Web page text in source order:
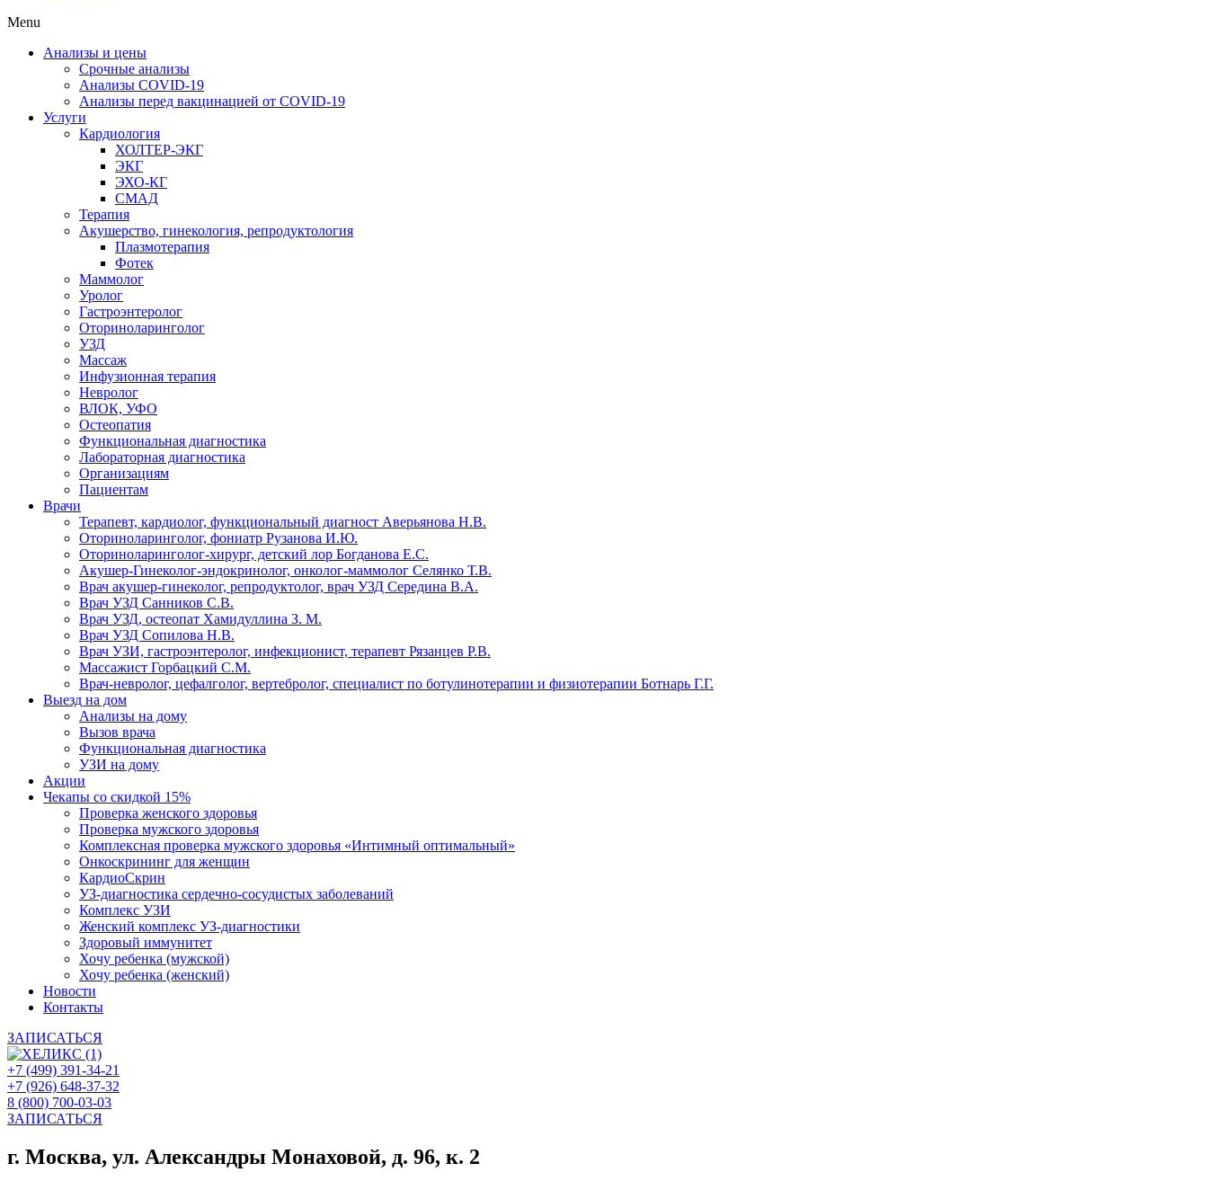
Menu
Анализы и цены
Срочные анализы
Анализы COVID-19
Анализы перед вакцинацией от COVID-19
Услуги
Кардиология
ХОЛТЕР-ЭКГ
ЭКГ
ЭХО-КГ
СМАД
Терапия
Акушерство, гинекология, репродуктология
Плазмотерапия
Фотек
Маммолог
Уролог
Гастроэнтеролог
Оториноларинголог
УЗД
Массаж
Инфузионная терапия
Невролог
ВЛОК, УФО
Остеопатия
Функциональная диагностика
Лабораторная диагностика
Организациям
Пациентам
Врачи
Терапевт, кардиолог, функциональный диагност Аверьянова Н.В.
Оториноларинголог, фониатр Рузанова И.Ю.
Оториноларинголог-хирург, детский лор Богданова Е.С.
Акушер-Гинеколог-эндокринолог, онколог-маммолог Селянко Т.В.
Врач акушер-гинеколог, репродуктолог, врач УЗД Середина В.А.
Врач УЗД Санников С.В.
Врач УЗД, остеопат Хамидуллина З. М.
Врач УЗД Сопилова Н.В.
Врач УЗИ, гастроэнтеролог, инфекционист, терапевт Рязанцев Р.В.
Массажист Горбацкий С.М.
Врач-невролог, цефалголог, вертебролог, специалист по ботулинотерапии и физиотерапии Ботнарь Г.Г.
Выезд на дом
Анализы на дому
Вызов врача
Функциональная диагностика
УЗИ на дому
Акции
Чекапы со скидкой 15%
Проверка женского здоровья
Проверка мужского здоровья
Комплексная проверка мужского здоровья «Интимный оптимальный»
Онкоcкрининг для женщин
КардиоСкрин
УЗ-диагностика сердечно-сосудистых заболеваний
Комплекс УЗИ
Женский комплекс УЗ-диагностики
Здоровый иммунитет
Хочу ребенка (мужской)
Хочу ребенка (женский)
Новости
Контакты
ЗАПИСАТЬСЯ
+7 (499) 391-34-21
+7 (926) 648-37-32
8 (800) 700-03-03
ЗАПИСАТЬСЯ
г. Москва, ул. Александры Монаховой, д. 96, к. 2